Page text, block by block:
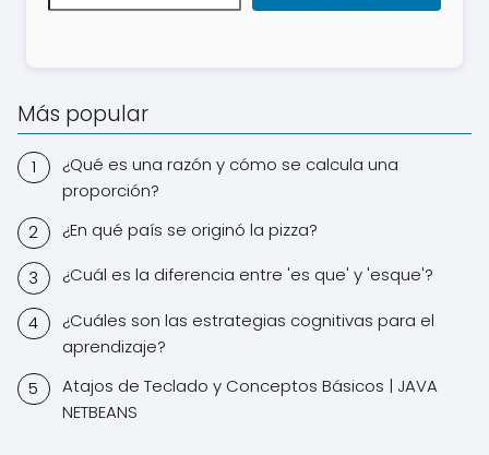
Más popular
¿Qué es una razón y cómo se calcula una
proporción?
¿En qué país se originó la pizza?
¿Cuál es la diferencia entre 'es que' y 'esque'?
¿Cuáles son las estrategias cognitivas para el
aprendizaje?
Atajos de Teclado y Conceptos Básicos | JAVA
NETBEANS